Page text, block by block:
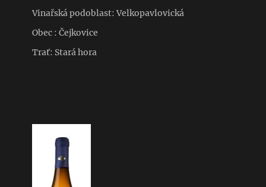
Vinařská podoblast: Velkopavlovická
Obec : Čejkovice
Trať: Stará hora